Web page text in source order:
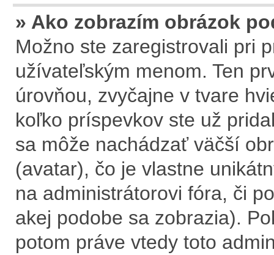
» Ako zobrazím obrázok
Možno ste zaregistrovali pri
užívateľským menom. Ten
úrovňou, zvyčajne v tvare
koľko príspevkov ste už
sa môže nachádzať väčší
(avatar), čo je vlastne
na administrátorovi fóra, či
akej podobe sa zobrazia).
potom práve vtedy toto